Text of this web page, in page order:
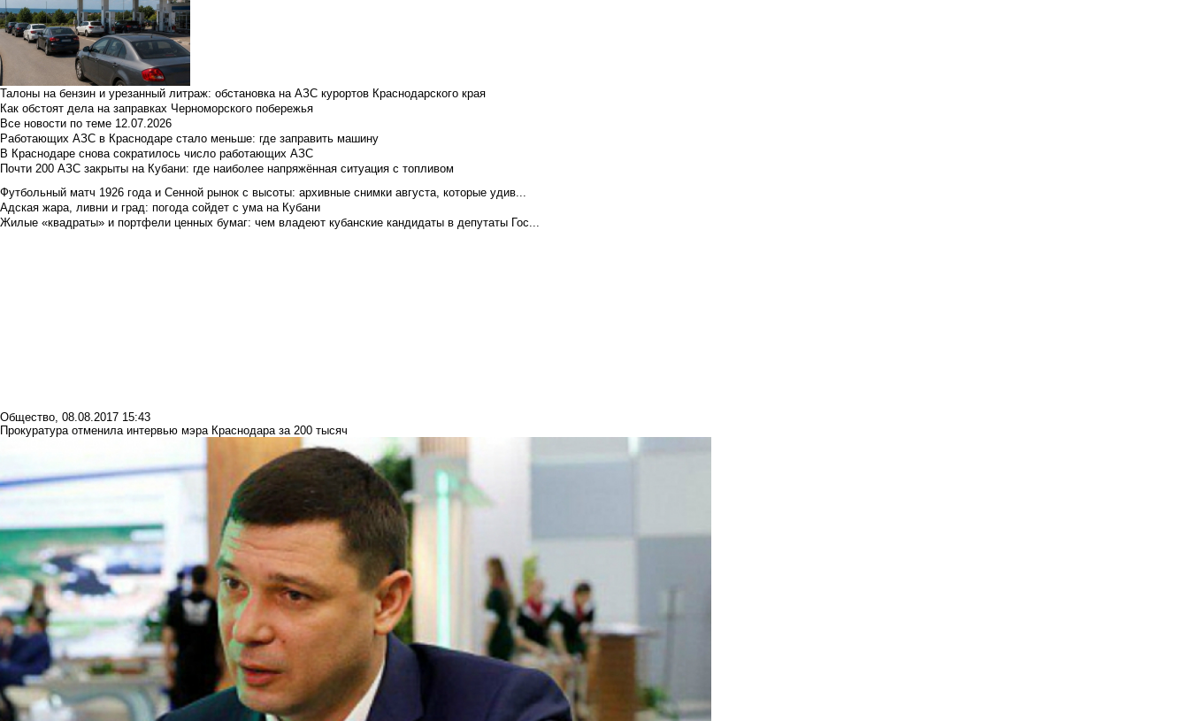
Талоны на бензин и урезанный литраж: обстановка на АЗС курортов Краснодарского края
Как обстоят дела на заправках Черноморского побережья
Все новости по теме 12.07.2026
Работающих АЗС в Краснодаре стало меньше: где заправить машину
В Краснодаре снова сократилось число работающих АЗС
Почти 200 АЗС закрыты на Кубани: где наиболее напряжённая ситуация с топливом
Футбольный матч 1926 года и Сенной рынок с высоты: архивные снимки августа, которые удив...
Адская жара, ливни и град: погода сойдет с ума на Кубани
Жилые «квадраты» и портфели ценных бумаг: чем владеют кубанские кандидаты в депутаты Гос...
Общество, 08.08.2017 15:43
Прокуратура отменила интервью мэра Краснодара за 200 тысяч